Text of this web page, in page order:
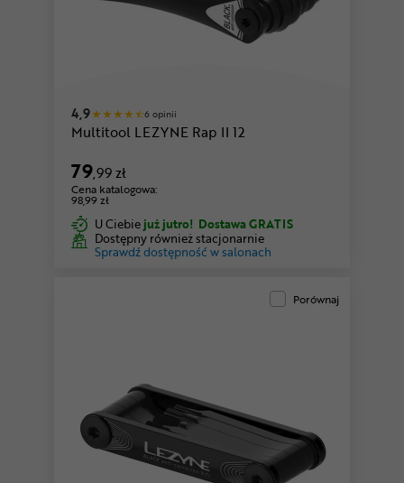
4,9 6 opinii
Multitool LEZYNE Rap II 12
79,99 zł
Cena katalogowa:
98,99 zł
U Ciebie już jutro! Dostawa GRATIS
Dostępny również stacjonarnie
Sprawdź dostępność w salonach
Porównaj